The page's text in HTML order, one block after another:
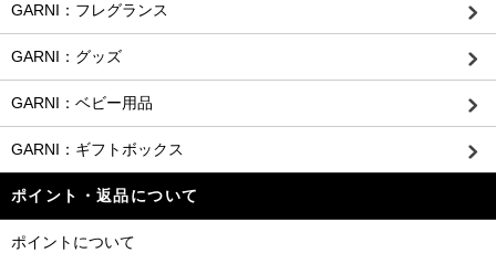
GARNI：フレグランス
GARNI：グッズ
GARNI：ベビー用品
GARNI：ギフトボックス
ポイント・返品について
ポイントについて